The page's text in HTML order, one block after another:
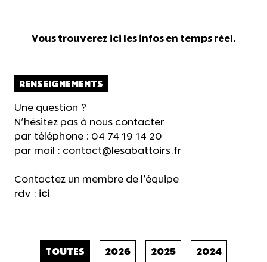
Vous trouverez ici les infos en temps réel.
RENSEIGNEMENTS
Une question ?
N'hésitez pas à nous contacter
par téléphone : 04 74 19 14 20
par mail : contact@lesabattoirs.fr
Contactez un membre de l'équipe
rdv : ici
TOUTES 2026 2025 2024